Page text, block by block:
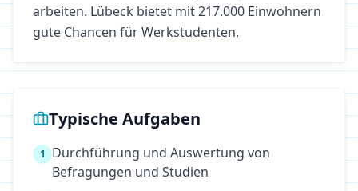
arbeiten. Lübeck bietet mit 217.000 Einwohnern
gute Chancen für Werkstudenten.
Typische Aufgaben
1
Durchführung und Auswertung von
Befragungen und Studien